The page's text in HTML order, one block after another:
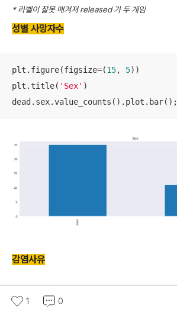
* 라벨이 잘못 매겨져 released 가 두 개임
성별 사망자수
plt.figure(figsize=(15, 5))
plt.title( 'Sex' )
dead.sex.value_counts().plot.bar();
감염사유
plt.figure(figsize=(
1 0